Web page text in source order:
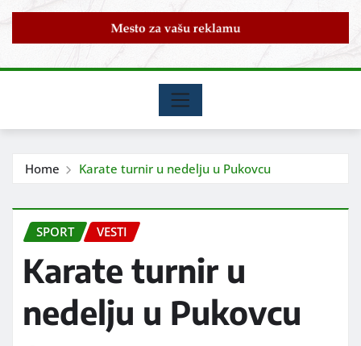
Home Karate turnir u nedelju u Pukovcu
SPORT VESTI
Karate turnir u
nedelju u Pukovcu